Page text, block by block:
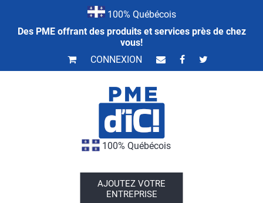
100% Québécois
Des PME offrant des produits et services près de chez
vous!
CONNEXION
100% Québécois
AJOUTEZ VOTRE
ENTREPRISE